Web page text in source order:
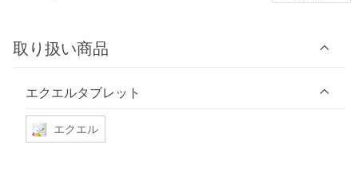
取り扱い商品
エクエルタブレット
エクエル